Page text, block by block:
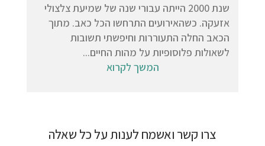
שנת 2000 הייתה עבורי שנה של שמיעת צלצולי
אזעקה. כשהאירועים התרחשו הכל כאב. מתוך
הכאב החלה התעוררות וחיפשתי תשובות
לשאולות פלוסופיות על מהות החיים...
המשך לקרוא
צרו קשר ואשמח לענות על כל שאלה